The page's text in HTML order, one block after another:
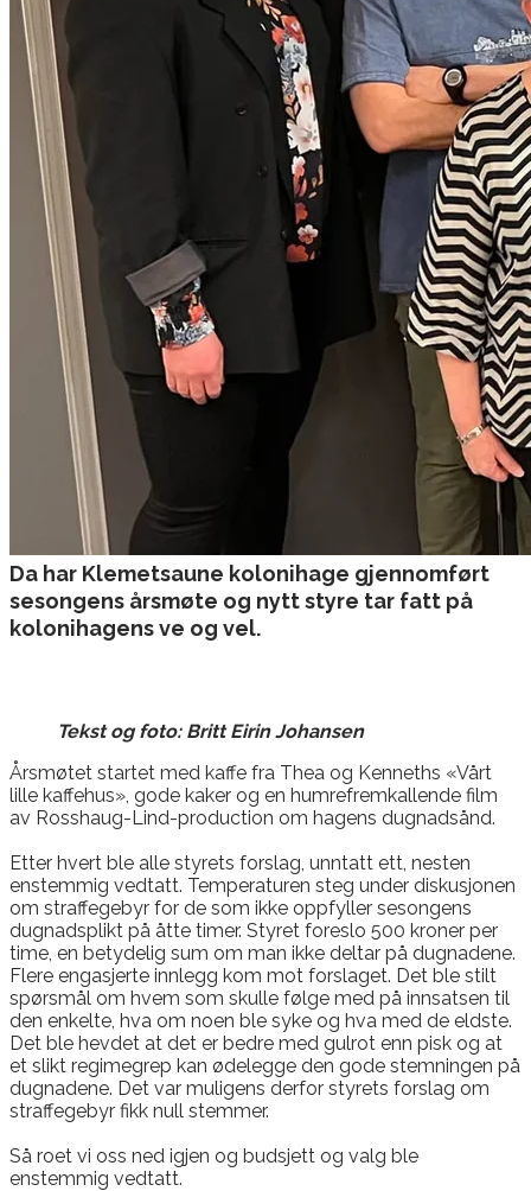
Da har Klemetsaune kolonihage gjennomført
sesongens årsmøte og nytt styre tar fatt på
kolonihagens ve og vel.
Tekst og foto: Britt Eirin Johansen
Årsmøtet startet med kaffe fra Thea og Kenneths «Vårt
lille kaffehus», gode kaker og en humrefremkallende film
av Rosshaug-Lind-production om hagens dugnadsånd.
​Etter hvert ble alle styrets forslag, unntatt ett, nesten
enstemmig vedtatt. Temperaturen steg under diskusjonen
om straffegebyr for de som ikke oppfyller sesongens
dugnadsplikt på åtte timer. Styret foreslo 500 kroner per
time, en betydelig sum om man ikke deltar på dugnadene.
Flere engasjerte innlegg kom mot forslaget. Det ble stilt
spørsmål om hvem som skulle følge med på innsatsen til
den enkelte, hva om noen ble syke og hva med de eldste.
Det ble hevdet at det er bedre med gulrot enn pisk og at
et slikt regimegrep kan ødelegge den gode stemningen på
dugnadene. Det var muligens derfor styrets forslag om
straffegebyr fikk null stemmer.
Så roet vi oss ned igjen og budsjett og valg ble
enstemmig vedtatt.